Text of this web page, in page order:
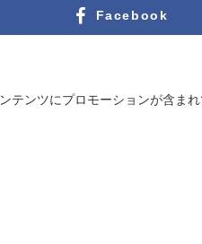
Facebook
テンツにプロモーションが含ま